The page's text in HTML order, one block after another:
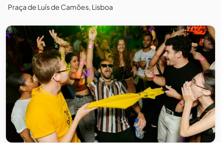
Praça de Luís de Camões, Lisboa